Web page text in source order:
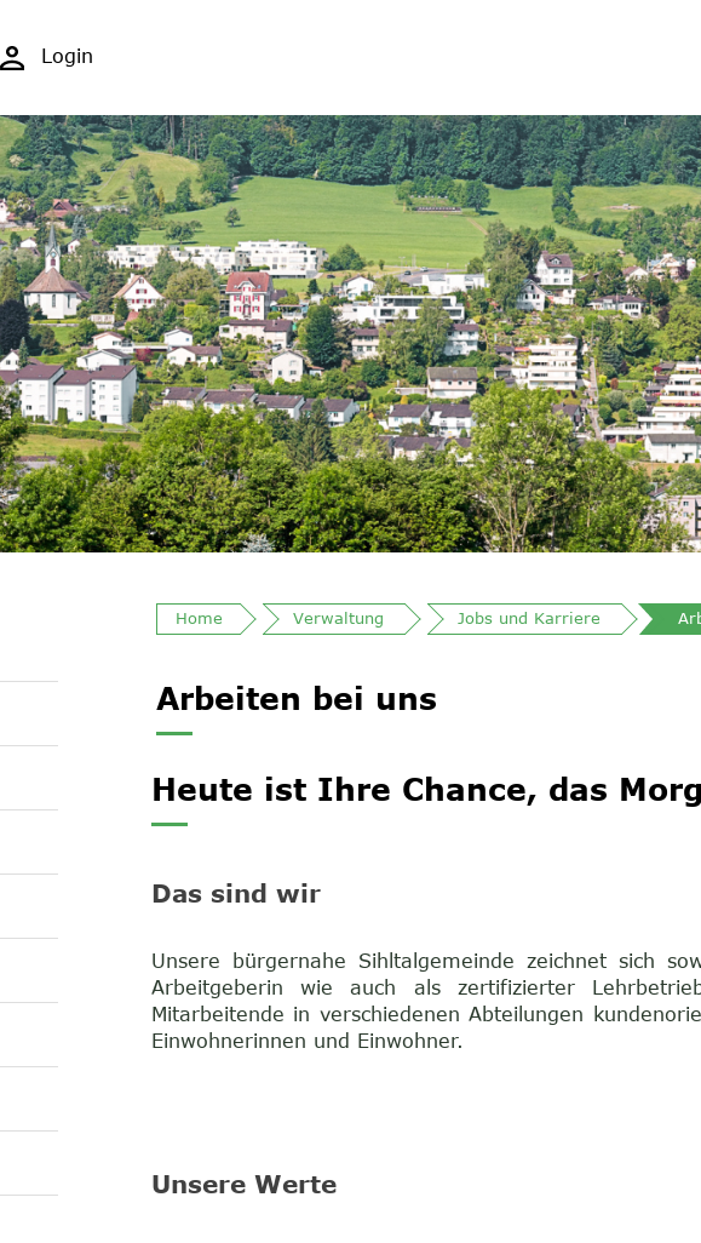
Login
Home Verwaltung Jobs und Karriere
Inhalt
Arbeiten bei uns
Heute ist Ihre Chance, das
Das sind wir
Unsere bürgernahe Sihltalgemeinde zeichnet sich
Arbeitgeberin wie auch als zertifizierter
Mitarbeitende in verschiedenen Abteilungen
Einwohnerinnen und Einwohner.
Unsere Werte